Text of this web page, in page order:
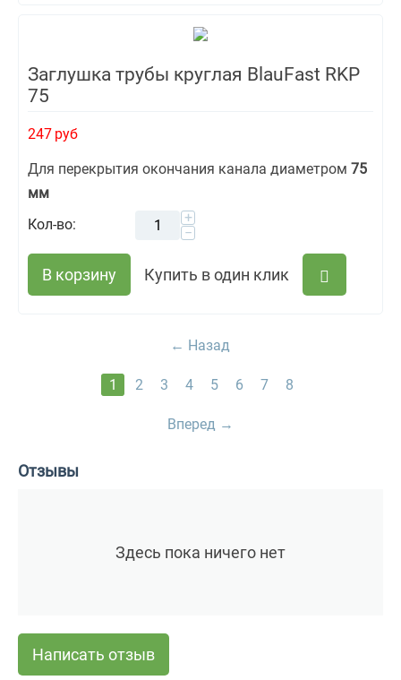
Заглушка трубы круглая BlauFast RKP
75
247 руб
Для перекрытия окончания канала диаметром 75
мм
Кол-во:
+
−
В корзину Купить в один клик
Назад
1 2 3 4 5 6 7 8
Вперед
Отзывы
Здесь пока ничего нет
Написать отзыв